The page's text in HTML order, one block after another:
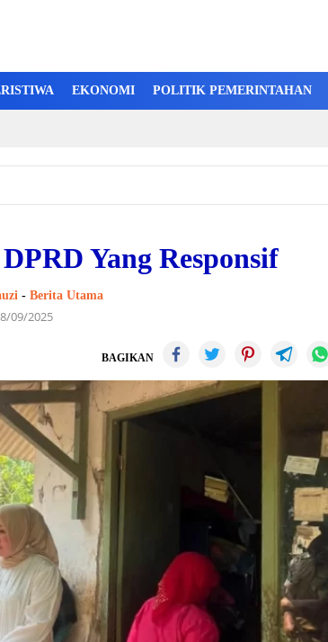
EKONOMI POLITIK PEMERINTAHAN
Yang Responsif
- Berita Utama
09/2025
BAGIKAN